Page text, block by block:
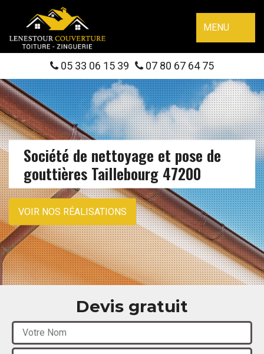
MENU
05 33 06 15 39 07 80 67 64 75
Société de nettoyage et pose de
gouttières Taillebourg 47200
VOIR NOS RÉALISATIONS
Devis gratuit